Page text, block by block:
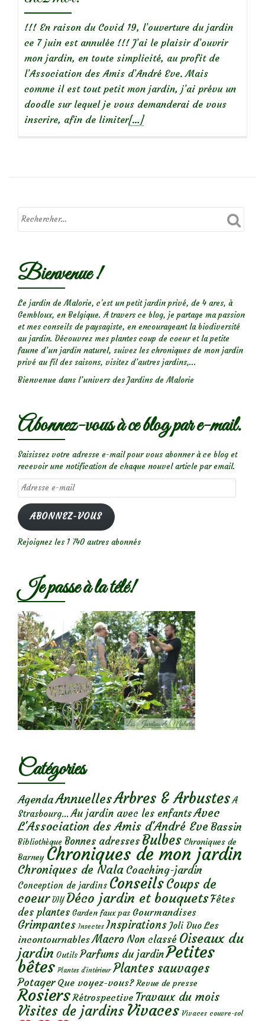
!!! En raison du Covid 19, l’ouverture du jardin
ce 7 juin est annulée !!! J’ai le plaisir d’ouvrir
mon jardin, en toute simplicité, au profit de
l’Association des Amis d’André Eve. Mais
comme il est tout petit mon jardin, j’ai prévu un
doodle sur lequel je vous demanderai de vous
inscrire, afin de limiterEn
ouvert
[…]
Bienvenue !
Le jardin de Malorie, c'est un petit jardin privé, de 4 ares, à
Gembloux, en Belgique. A travers ce blog, je partage ma passion
et mes conseils de paysagiste, en encourageant la biodiversité
au jardin. Découvrez mes plantes coup de coeur et la petite
faune d’un jardin naturel, suivez les chroniques de mon jardin
privé au fil des saisons, visitez d’autres jardins,...
Bienvenue dans l’univers des Jardins de Malorie
Abonnez-vous à ce blog par e-mail.
Saisissez votre adresse e-mail pour vous abonner à ce blog et
recevoir une notification de chaque nouvel article par email.
Adresse
e-
mail
ABONNEZ-VOUS
Rejoignez les 1 740 autres abonnés
Je passe à la télé!
Catégories
AgendaAnnuellesArbres & Arbustes A
Strasbourg... Au jardin avec les enfantsAvec
L'Association des Amis d'André Eve Bassin
Bibliothèque Bonnes adresses Bulbes Chroniques de
Barney Chroniques de mon jardin
Chroniques de Nala Coaching-jardin
Conception de jardins ConseilsCoups de
coeur DIY Déco jardin et bouquetsFêtes
des plantes Garden faux pas Gourmandises
Grimpantes Insectes Inspirations Joli Duo Les
incontournables Macro Non classé Oiseaux du
jardin Outils Parfums du jardinPetites
bêtes Plantes d’intérieur Plantes sauvages
Potager Que voyez-vous? Revue de presse
Rosiers Rétrospective Travaux du mois
Visites de jardins Vivaces Vivaces couvre-sol